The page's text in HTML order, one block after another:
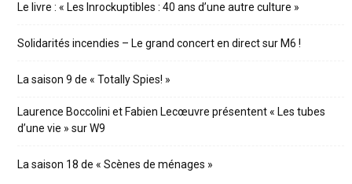
Le livre : « Les Inrockuptibles : 40 ans d’une autre culture »
Solidarités incendies – Le grand concert en direct sur M6 !
La saison 9 de « Totally Spies! »
Laurence Boccolini et Fabien Lecœuvre présentent « Les tubes
d’une vie » sur W9
La saison 18 de « Scènes de ménages »